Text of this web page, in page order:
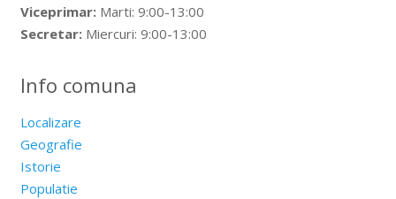
Viceprimar:Marti: 9:00-13:00
Secretar:Miercuri: 9:00-13:00
Info comuna
Localizare
Geografie
Istorie
Populatie